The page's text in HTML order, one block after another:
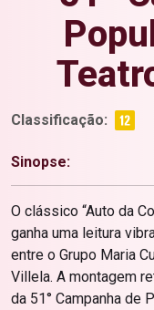
Classificação:
Sinopse:
O clássico “Auto da
ganha uma leitura
entre o Grupo Maria
Villela. A montagem
da 51° Campanha de